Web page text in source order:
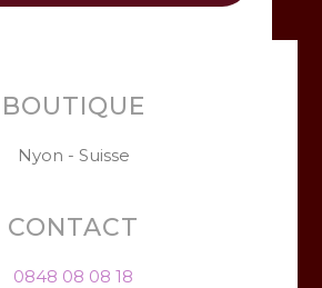
BOUTIQUE
Nyon - Suisse
CONTACT
0848 08 08 18